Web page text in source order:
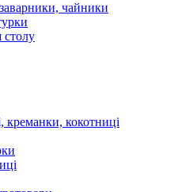
чайники
столу
креманки, кокотниці